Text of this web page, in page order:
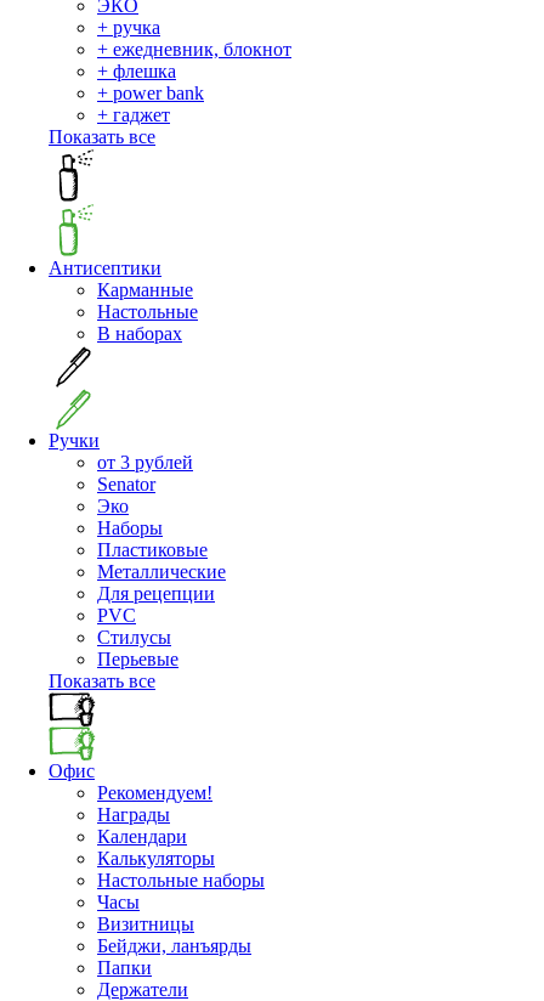
ЭКО
+ ручка
+ ежедневник, блокнот
+ флешка
+ power bank
+ гаджет
Показать все
Антисептики
Карманные
Настольные
В наборах
Ручки
от 3 рублей
Senator
Эко
Наборы
Пластиковые
Металлические
Для рецепции
PVC
Стилусы
Перьевые
Показать все
Офис
Рекомендуем!
Награды
Календари
Калькуляторы
Настольные наборы
Часы
Визитницы
Бейджи, ланъярды
Папки
Держатели